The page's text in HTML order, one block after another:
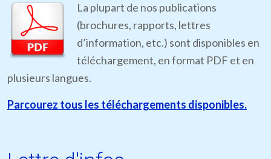
La plupart de nos publications
(brochures, rapports, lettres
d’information, etc.) sont disponibles en
téléchargement, en format PDF et en
plusieurs langues.
Parcourez tous les téléchargements disponibles.